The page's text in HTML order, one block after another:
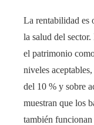
La rentabilidad es
la salud del
el patrimonio
niveles
del 10 % y sobre
muestran que los
también funcionan